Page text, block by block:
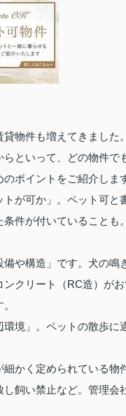
物件も増えてきまし
といって、どの物件
ポイントをご紹介しま
が可か」。ペット可
件が付いていること
や構造」です。犬の
クリート（RC造）が
境」。ペットの散歩
かく定められている
飼い禁止など。管理